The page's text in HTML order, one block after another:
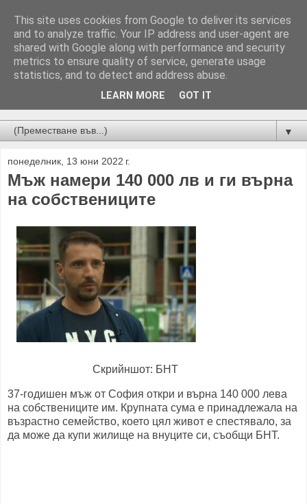
Новини от Бургас, страната и света!
▼
понеделник, 13 юни 2022 г.
Мъж намери 140 000 лв и ги върна
на собствениците
Скрийншот: БНТ
37-годишен мъж от София откри и върна 140 000 лева
на собствениците им. Крупната сума е принадлежала на
възрастно семейство, което цял живот е спестявало, за
да може да купи жилище на внуците си, съобщи БНТ.
This site uses cookies from Google to deliver its services
and to analyze traffic. Your IP address and user-agent are
shared with Google along with performance and security
metrics to ensure quality of service, generate usage
statistics, and to detect and address abuse.
LEARN MORE GOT IT